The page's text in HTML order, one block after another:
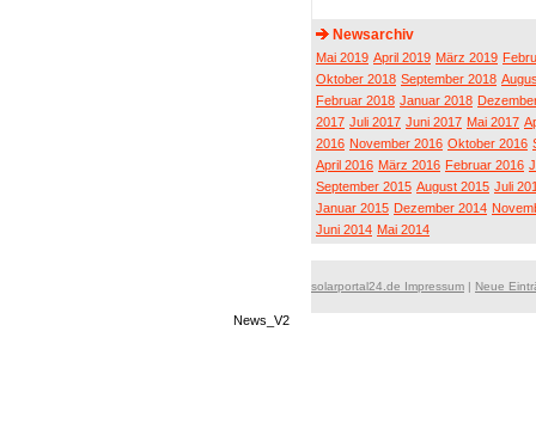
Newsarchiv
Mai 2019 April 2019 März 2019
Oktober 2018 September 2018
Februar 2018 Januar 2018
2017 Juli 2017 Juni 2017 Mai 2017
2016 November 2016 Oktober 2016
April 2016 März 2016 Februar 2016
September 2015 August 2015 Juli
Januar 2015 Dezember 2014
Juni 2014 Mai 2014
solarportal24.de Impressum | Neue
News_V2